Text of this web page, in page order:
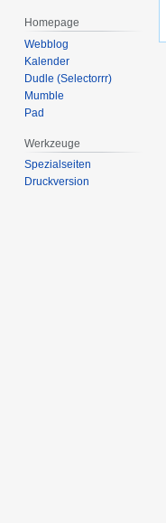
Homepage
Webblog
Kalender
Dudle (Selectorrr)
Mumble
Pad
Werkzeuge
Spezialseiten
Druckversion